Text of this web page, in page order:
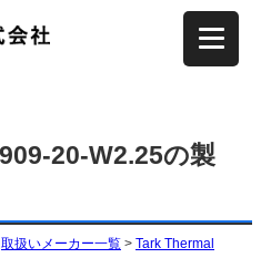
20-W2.25の製
取扱いメーカー一覧 > Tark Thermal